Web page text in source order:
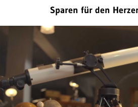
Sparen für den